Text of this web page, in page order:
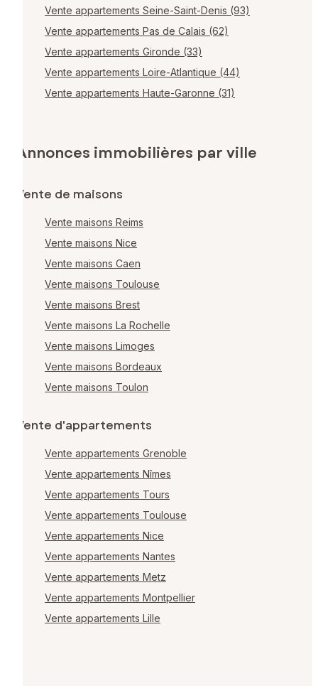
Vente appartements Seine-Saint-Denis (93)
Vente appartements Pas de Calais (62)
Vente appartements Gironde (33)
Vente appartements Loire-Atlantique (44)
Vente appartements Haute-Garonne (31)
Annonces immobilières par ville
Vente de maisons
Vente maisons Reims
Vente maisons Nice
Vente maisons Caen
Vente maisons Toulouse
Vente maisons Brest
Vente maisons La Rochelle
Vente maisons Limoges
Vente maisons Bordeaux
Vente maisons Toulon
Vente d'appartements
Vente appartements Grenoble
Vente appartements Nîmes
Vente appartements Tours
Vente appartements Toulouse
Vente appartements Nice
Vente appartements Nantes
Vente appartements Metz
Vente appartements Montpellier
Vente appartements Lille